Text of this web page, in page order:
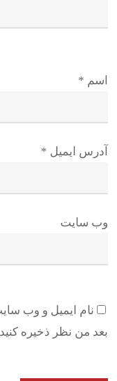
اسم *
آدرس ایمیل *
وب سایت
نام ایمیل و وب
بعد من نظر ذخیره